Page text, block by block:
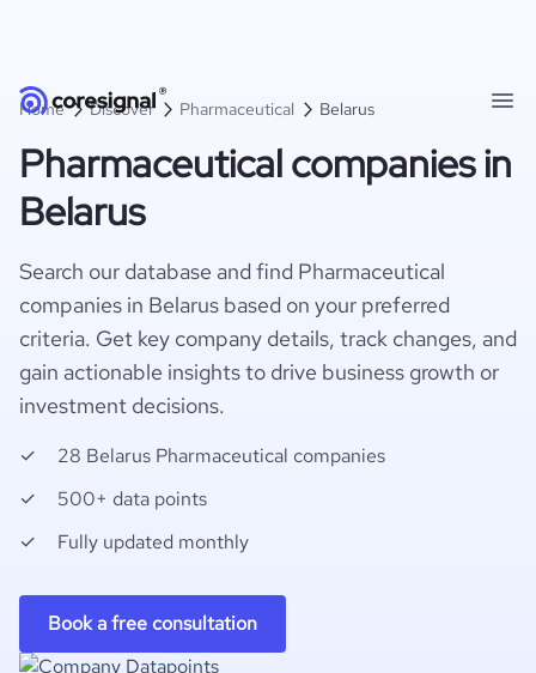
Home Discover Pharmaceutical Belarus
Pharmaceutical companies in
Belarus
Search our database and find Pharmaceutical
companies in Belarus based on your preferred
criteria. Get key company details, track changes, and
gain actionable insights to drive business growth or
investment decisions.
28 Belarus Pharmaceutical companies
500+ data points
Fully updated monthly
Book a free consultation